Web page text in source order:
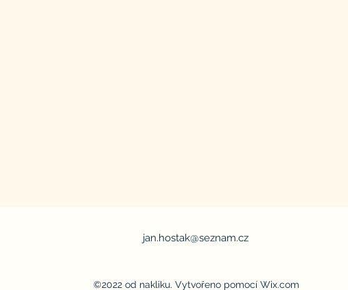
jan.hostak@seznam.cz
©2022 od nakliku. Vytvořeno pomocí Wix.com